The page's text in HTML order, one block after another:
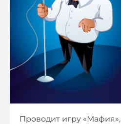
Проводит игру «Мафия»,